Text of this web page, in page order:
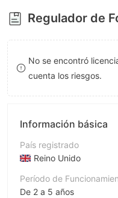
8
9
Regulador de
No se encontró
cuenta los riesgos.
Información básica
País registrado
Reino Unido
Período de
De 2 a 5 años